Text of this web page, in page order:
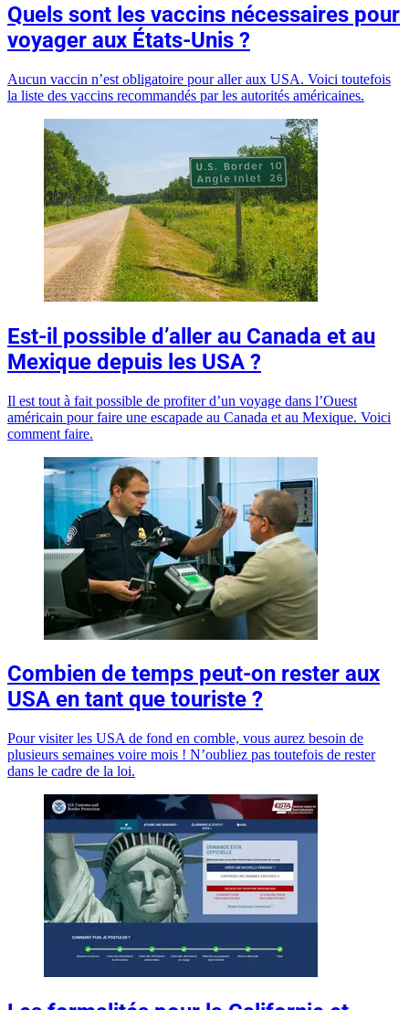
Quels sont les vaccins nécessaires pour
voyager aux États-Unis ?
Aucun vaccin n’est obligatoire pour aller aux USA. Voici toutefois
la liste des vaccins recommandés par les autorités américaines.
Est-il possible d’aller au Canada et au
Mexique depuis les USA ?
Il est tout à fait possible de profiter d’un voyage dans l’Ouest
américain pour faire une escapade au Canada et au Mexique. Voici
comment faire.
Combien de temps peut-on rester aux
USA en tant que touriste ?
Pour visiter les USA de fond en comble, vous aurez besoin de
plusieurs semaines voire mois ! N’oubliez pas toutefois de rester
dans le cadre de la loi.